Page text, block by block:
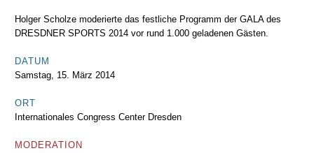
Holger Scholze moderierte das festliche Programm der GALA des
DRESDNER SPORTS 2014 vor rund 1.000 geladenen Gästen.
DATUM
Samstag, 15. März 2014
ORT
Internationales Congress Center Dresden
MODERATION